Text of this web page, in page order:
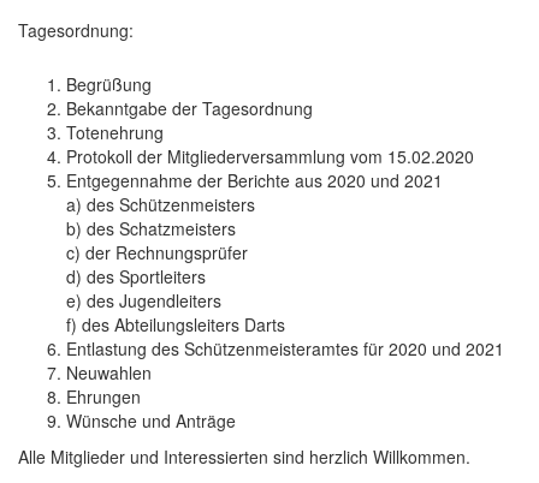
Tagesordnung:
Begrüßung
Bekanntgabe der Tagesordnung
Totenehrung
Protokoll der Mitgliederversammlung vom 15.02.2020
Entgegennahme der Berichte aus 2020 und 2021
a) des Schützenmeisters
b) des Schatzmeisters
c) der Rechnungsprüfer
d) des Sportleiters
e) des Jugendleiters
f) des Abteilungsleiters Darts
Entlastung des Schützenmeisteramtes für 2020 und 2021
Neuwahlen
Ehrungen
Wünsche und Anträge
Alle Mitglieder und Interessierten sind herzlich Willkommen.